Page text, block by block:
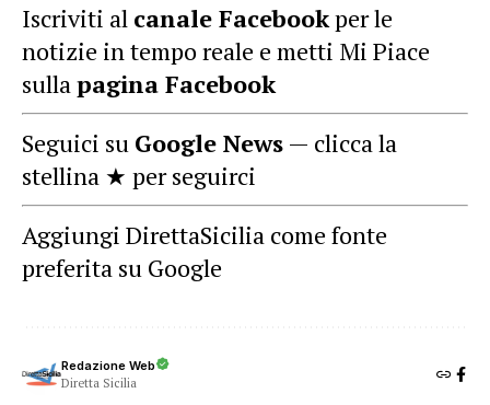
Iscriviti al canale Facebookper le
notizie in tempo reale e metti Mi Piace
sullapagina Facebook
Seguici su Google News — clicca la
stellina ★ per seguirci
Aggiungi DirettaSicilia come fonte
preferita su Google
Redazione Web
Diretta Sicilia